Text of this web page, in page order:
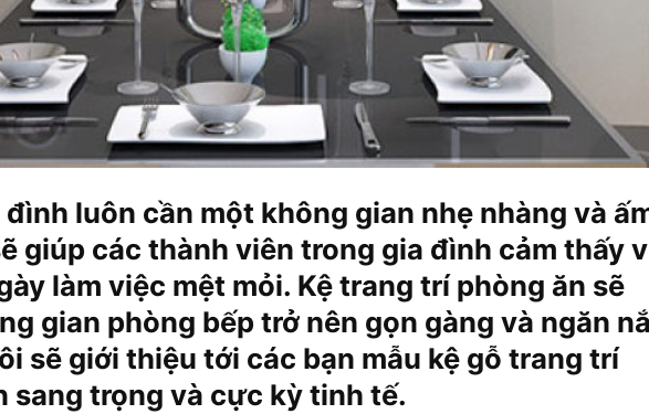
đình luôn cần một không gian nhẹ nhàng và
giúp các thành viên trong gia đình cảm thấy
làm việc mệt mỏi. Kệ trang trí phòng ăn sẽ
gian phòng bếp trở nên gọn gàng và ngăn
sẽ giới thiệu tới các bạn mẫu kệ gỗ trang trí
sang trọng và cực kỳ tinh tế.